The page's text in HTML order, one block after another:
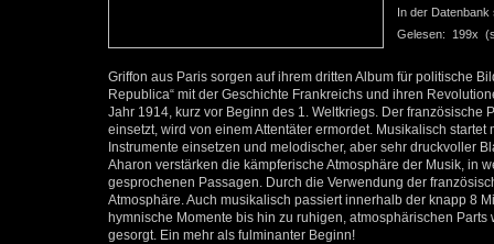
In der Datenbank
Gelesen: 199x
Griffon aus Paris sorgen auf ihrem dritten Album für politische
Republica“ mit der Geschichte Frankreichs und ihren
Jahr 1914, kurz vor Beginn des 1. Weltkriegs. Der
einsetzt, wird von einem Attentäter ermordet. Musikalisch
Instrumente einsetzen und melodischer, aber sehr druckvoller
Aharon verstärken die kämpferische Atmosphäre der Musik, in
gesprochenen Passagen. Durch die Verwendung der
Atmosphäre. Auch musikalisch passiert innerhalb der knapp 8
hymnische Momente bis hin zu ruhigen, atmosphärischen
gesorgt. Ein mehr als fulminanter Beginn!